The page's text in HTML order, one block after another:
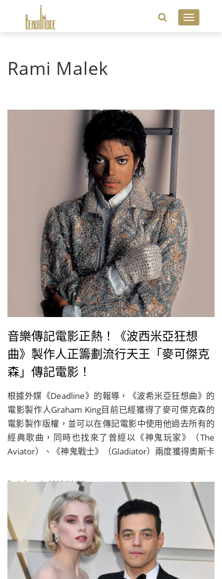
Toggle
Rami Malek
音樂傳記電影正熱！《波西米亞狂想
曲》製作人正籌劃流行天王「麥可傑克
森」傳記電影！
根據外媒《Deadline》的報導，《波希米亞狂想曲》的
電影製作人Graham King目前已經獲得了麥可傑克森的
電影製作版權，並可以在傳記電影中使用他過去所有的
經典歌曲，同時也找來了曾經以《神鬼玩家》（The
Aviator）、《神鬼戰士》（Gladiator）兩度獲得奧斯卡
奇又充滿爭議的一生。
ByJuksy| 2019/11/29